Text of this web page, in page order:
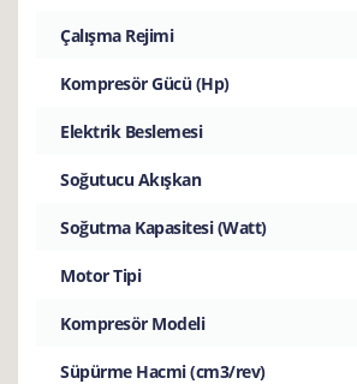
Çalışma Rejimi
Kompresör Gücü (Hp)
Elektrik Beslemesi
Soğutucu Akışkan
Soğutma Kapasitesi (Watt)
Motor Tipi
Kompresör Modeli
Süpürme Hacmi (cm3/rev)